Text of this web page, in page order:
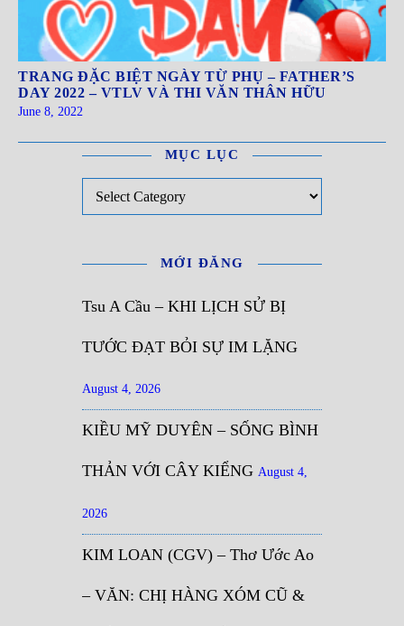
TRANG ĐẶC BIỆT NGÀY TỪ PHỤ – FATHER’S
DAY 2022 – VTLV VÀ THI VĂN THÂN HỮU
June 8, 2022
MỤC LỤC
MỚI ĐĂNG
Tsu A Cầu – KHI LỊCH SỬ BỊ
TƯỚC ĐẠT BỎI SỰ IM LẶNG
August 4, 2026
KIỀU MỸ DUYÊN – SỐNG BÌNH
THẢN VỚI CÂY KIỂNG August 4,
2026
KIM LOAN (CGV) – Thơ Ước Ao
– VĂN: CHỊ HÀNG XÓM CŨ &